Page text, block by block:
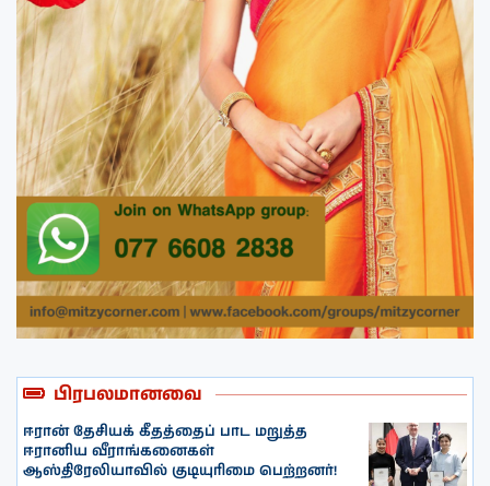
பிரபலமானவை
ஈரான் தேசியக் கீதத்தைப் பாட மறுத்த
ஈரானிய வீராங்கனைகள்
ஆஸ்திரேலியாவில் குடியுரிமை பெற்றனர்!